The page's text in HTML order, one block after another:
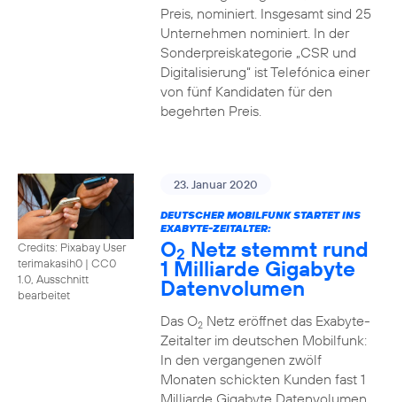
Preis, nominiert. Insgesamt sind 25
Unternehmen nominiert. In der
Sonderpreiskategorie „CSR und
Digitalisierung“ ist Telefónica einer
von fünf Kandidaten für den
begehrten Preis.
Credits: Pixabay User
terimakasih0 | CC0
1.0, Ausschnitt
bearbeitet
23. Januar 2020
DEUTSCHER MOBILFUNK STARTET INS
EXABYTE-ZEITALTER:
O2 Netz stemmt rund
1 Milliarde Gigabyte
Datenvolumen
Das O2Netz eröffnet das Exabyte-
Zeitalter im deutschen Mobilfunk:
In den vergangenen zwölf
Monaten schickten Kunden fast 1
Milliarde Gigabyte Datenvolumen